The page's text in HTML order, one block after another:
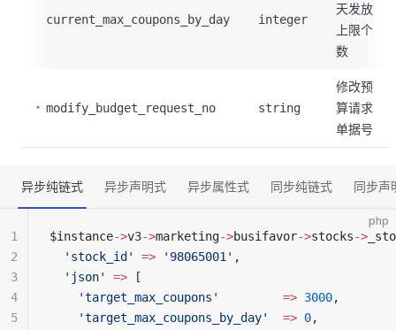
current_max_coupons_by_day integer
天发放
上限个
数
modify_budget_request_no string
修改预
算请求
单据号
异步纯链式 异步声明式 异步属性式 同步纯链式 同步声
php
$instance->v3->marketing->busifavor->stocks->
  'stock_id'
=> '98065001' ,
  'json'
=> [
    'target_max_coupons'
         =>
3000,
    'target_max_coupons_by_day'
  =>
0,
1
2
3
4
5